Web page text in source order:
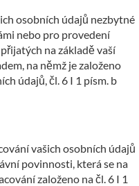
osobních údajů nezbytné
nebo pro provedení
na základě vaší
na němž je založeno
údajů, čl. 6 I 1 písm. b
vašich osobních údajů
povinnosti, která se na
založeno na čl. 6 I 1